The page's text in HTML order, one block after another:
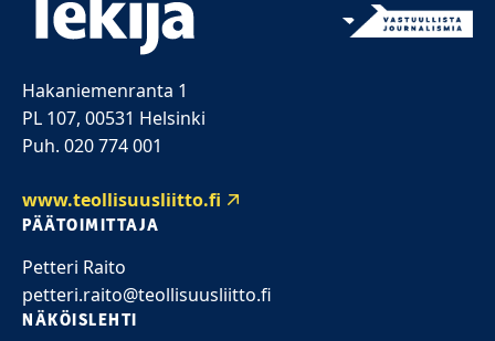
Hakaniemenranta 1
PL 107, 00531 Helsinki
Puh. 020 774 001
www.teollisuusliitto.fi
PÄÄTOIMITTAJA
Petteri Raito
petteri.raito@teollisuusliitto.fi
NÄKÖISLEHTI